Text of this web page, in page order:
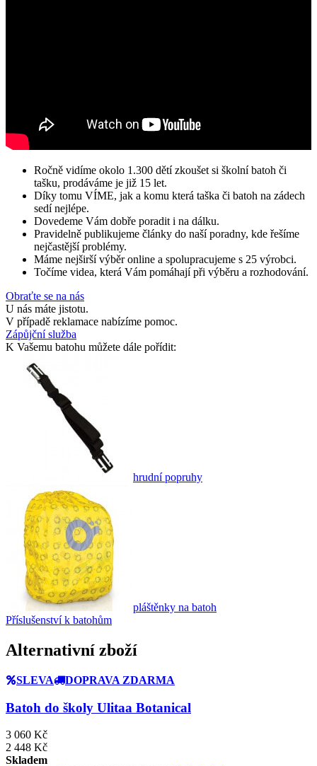
Ročně vidíme okolo 1.300 dětí zkoušet si školní batoh či
tašku, prodáváme je již 15 let.
Díky tomu VÍME, jak a komu která taška či batoh na zádech
sedí nejlépe.
Dovedeme Vám dobře poradit i na dálku.
Pravidelně publikujeme články do naší poradny, kde řešíme
nejčastější problémy.
Máme nejširší výběr online a spolupracujeme s 25 výrobci.
Točíme videa, která Vám pomáhají při výběru a rozhodování.
Obraťte se na nás
U nás máte jistotu.
V případě reklamace nabízíme pomoc.
Zápůjční služba
K Vašemu batohu můžete dále pořídit:
hrudní popruhy
pláštěnky na batoh
Příslušenství k batohům
Alternativní zboží
SLEVA DOPRAVA ZDARMA
Batoh do školy Ulitaa Botanical
3 060 Kč
2 448 Kč
Skladem